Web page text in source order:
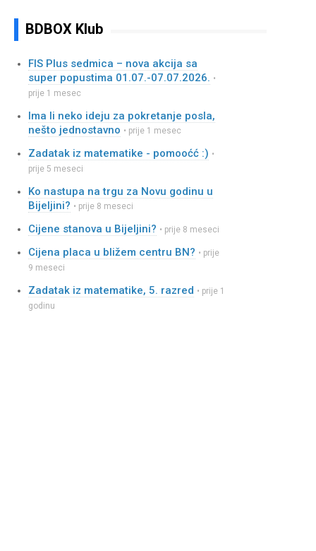
BDBOX Klub
FIS Plus sedmica – nova akcija sa
super popustima 01.07.-07.07.2026. •
prije 1 mesec
Ima li neko ideju za pokretanje posla,
nešto jednostavno • prije 1 mesec
Zadatak iz matematike - pomooćć :) •
prije 5 meseci
Ko nastupa na trgu za Novu godinu u
Bijeljini? • prije 8 meseci
Cijene stanova u Bijeljini? • prije 8 meseci
Cijena placa u bližem centru BN? • prije
9 meseci
Zadatak iz matematike, 5. razred • prije 1
godinu